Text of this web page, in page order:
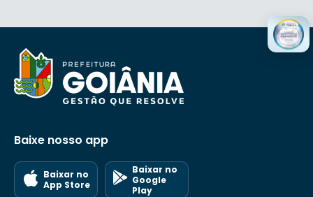
Baixe nosso app
Baixar no
App Store
Baixar no
Google
Play